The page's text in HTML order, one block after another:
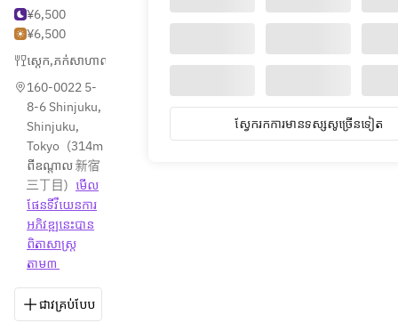
¥6,500
¥6,500
ស្តេក,ភក់សាហាល
160-0022 5-
8-6 Shinjuku,
Shinjuku,
Tokyo (314m
ពីឧណ្ដាល 新宿
三丁目) មើល
ផែនទី​វីយេន​ការ​
អភិវឌ្ឍ​នេះ​បាន​
ពិតា​សាស្រ្ត​
តាម៣
ជាវគ្រប់បែប
ស្វែ​ក​រក​ការ​មាន​ទស្សសូ​ច្រើន​ទៀត